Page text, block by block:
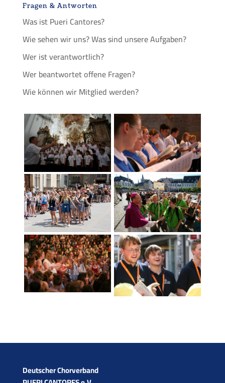
Fragen & Antworten
Was ist Pueri Cantores?
Wie sehen wir uns? Was sind unsere Aufgaben?
Wer ist verantwortlich?
Wer beantwortet offene Fragen?
Wie können wir Mitglied werden?
Deutscher Chorverband­